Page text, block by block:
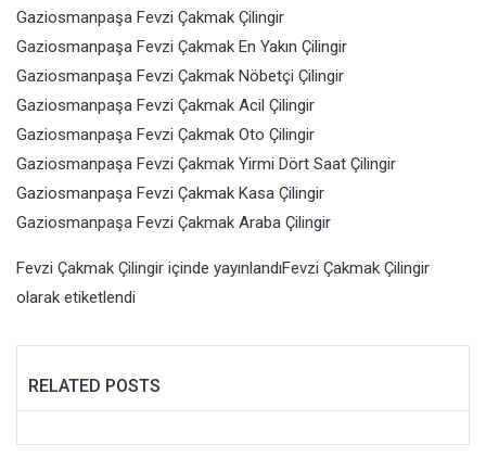
Gaziosmanpaşa Fevzi Çakmak Çilingir
Gaziosmanpaşa Fevzi Çakmak En Yakın Çilingir
Gaziosmanpaşa Fevzi Çakmak Nöbetçi Çilingir
Gaziosmanpaşa Fevzi Çakmak Acil Çilingir
Gaziosmanpaşa Fevzi Çakmak Oto Çilingir
Gaziosmanpaşa Fevzi Çakmak Yirmi Dört Saat Çilingir
Gaziosmanpaşa Fevzi Çakmak Kasa Çilingir
Gaziosmanpaşa Fevzi Çakmak Araba Çilingir
Fevzi Çakmak Çilingir içinde yayınlandıFevzi Çakmak Çilingir
olarak etiketlendi
RELATED POSTS